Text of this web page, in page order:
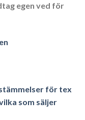
egen ved för
för tex
som säljer